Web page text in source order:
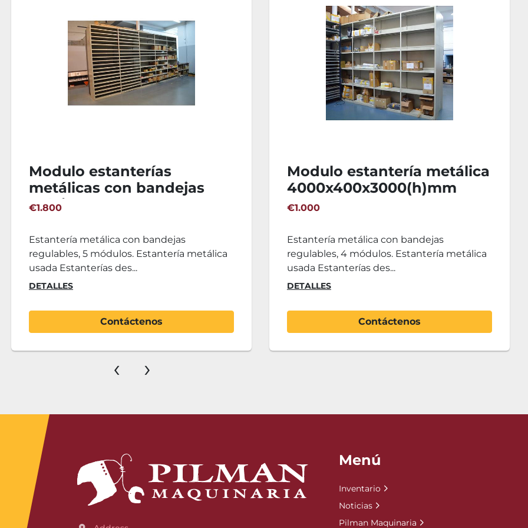
Modulo estantería metálica
4000x400x3000(h)mm
€1.000
Estantería metálica con bandejas
regulables, 4 módulos. Estantería metálica
usada Estanterías des...
DETALLES
Contáctenos
Estantería metálica picking
Mecalux
1500x600x3000(h)mm
€850
Estantería metálica reforzada MECALUX
Estanterías desmontadas y almacenadas
en nuestras instalac...
DETALLES
Contáctenos
‹ ›
Menú
Inventario
Noticias
Pilman Maquinaria